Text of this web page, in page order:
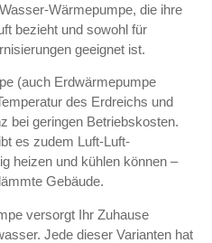
Wärmepumpe, die ihre
bezieht und sowohl für
geeignet ist.
(auch Erdwärmepumpe
des Erdreichs und
bei geringen Betriebskosten.
es zudem Luft-Luft-
heizen und kühlen können –
Gebäude.
versorgt Ihr Zuhause
Jede dieser Varianten hat